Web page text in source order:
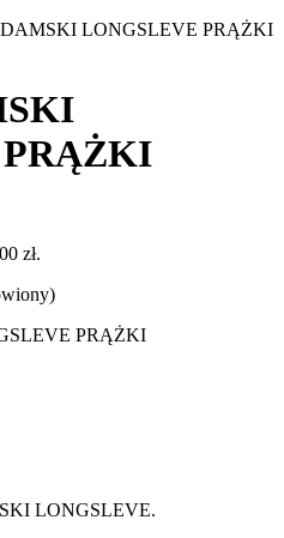
LONGSLEVE PRĄŻKI
zł.
PRĄŻKI
LONGSLEVE.